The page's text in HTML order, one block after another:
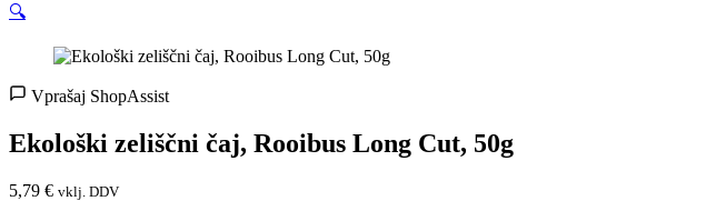
🔍
Vprašaj ShopAssist
Ekološki zeliščni čaj, Rooibus Long Cut, 50g
5,79 € vklj. DDV